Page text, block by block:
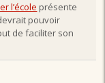
l’école présente
pouvoir
de faciliter son